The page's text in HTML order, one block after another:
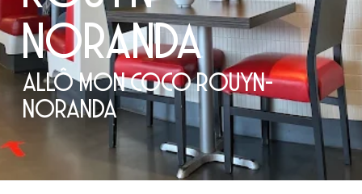
NORANDA
ALLÔ MON COCO ROUYN-
NORANDA